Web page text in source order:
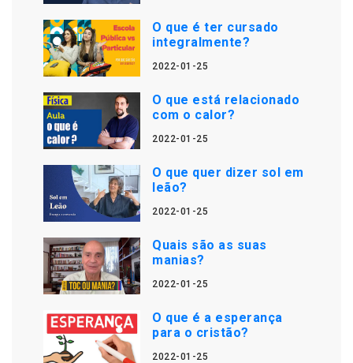
O que é ter cursado
integralmente?
2022-01-25
O que está relacionado
com o calor?
2022-01-25
O que quer dizer sol em
leão?
2022-01-25
Quais são as suas
manias?
2022-01-25
O que é a esperança
para o cristão?
2022-01-25